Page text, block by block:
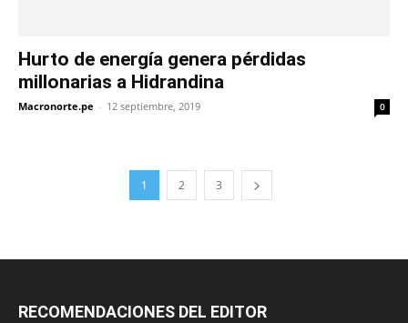
Hurto de energía genera pérdidas
millonarias a Hidrandina
Macronorte.pe - 12 septiembre, 2019 0
1 2 3
RECOMENDACIONES DEL EDITOR